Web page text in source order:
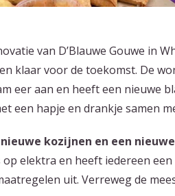
van D’Blauwe Gouwe in
klaar voor de toekomst. De
eer aan en heeft een nieuwe
een hapje en drankje samen
kozijnen en een
elektra en heeft iedereen
uit. Verreweg de